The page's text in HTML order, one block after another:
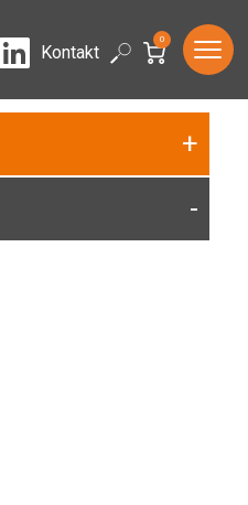
LinkedIn
Kontakt Search
0
+
-